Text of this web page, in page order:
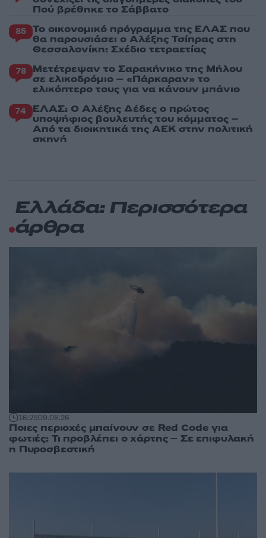
Πού βρέθηκε το Σάββατο
85 Το οικονομικό πρόγραμμα της ΕΛΑΣ που
θα παρουσιάσει ο Αλέξης Τσίπρας στη
Θεσσαλονίκη: Σχέδιο τετραετίας
78 Μετέτρεψαν το Σαρακήνικο της Μήλου
σε ελικοδρόμιο – «Πάρκαραν» το
ελικόπτερο τους για να κάνουν μπάνιο
74 ΕΛΑΣ: Ο Αλέξης Δέδες ο πρώτος
υποψήφιος βουλευτής του κόμματος –
Από τα διοικητικά της ΑΕΚ στην πολιτική
σκηνή
Ελλάδα: Περισσότερα
άρθρα
16:2509.08.26
Ποιες περιοχές μπαίνουν σε Red Code για
φωτιές: Τι προβλέπει ο χάρτης – Σε επιφυλακή
η Πυροσβεστική